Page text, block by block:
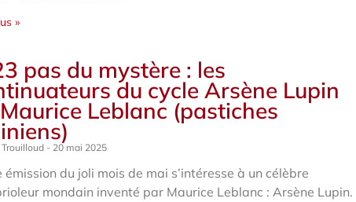
»
pas du mystère : les
du cycle Arsène Lupin
Leblanc (pastiches
20 mai 2025
émission du joli mois de mai s’intéresse à un célèbre
mondain inventé par Maurice Leblanc : Arsène Lupin.